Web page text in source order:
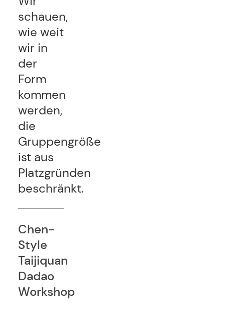
schauen,
wie weit
wir in
der
Form
kommen
werden,
die
Gruppengröße
ist aus
Platzgründen
beschränkt.
Chen-
Style
Taijiquan
Dadao
Workshop